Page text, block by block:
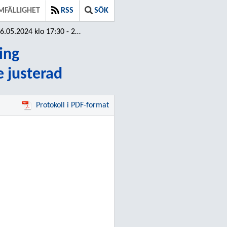
RSS SÖK
klo 17:30 - 20:00 / Inte justerad
justerad
Protokoll i PDF-format